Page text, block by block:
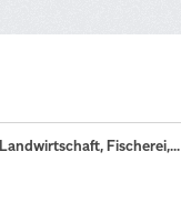
Landwirtschaft, Fischerei,...